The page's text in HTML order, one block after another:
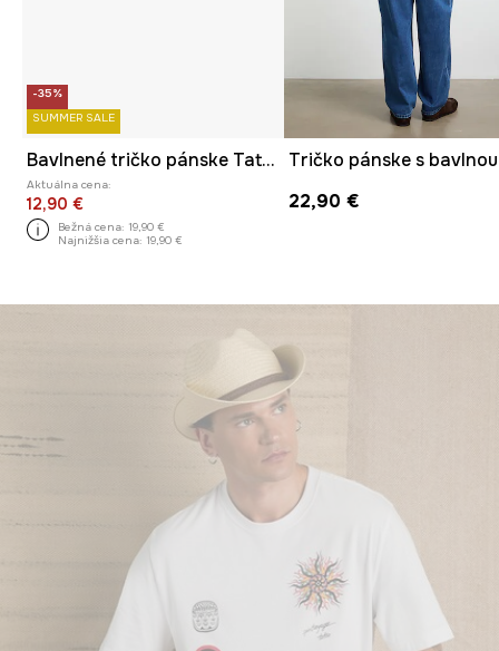
-35%
SUMMER SALE
Bavlnené tričko pánske Tattoo Art by Michał Kidacki
Aktuálna cena:
12,90 €
Bežná cena: 19,90 €
Najnižšia cena: 19,90 €
22,90 €